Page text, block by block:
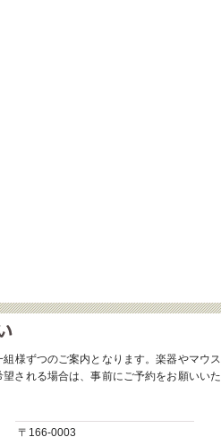
様ずつのご案内となります。楽器やマウス
される場合は、事前にご予約をお願いいた
〒166-0003